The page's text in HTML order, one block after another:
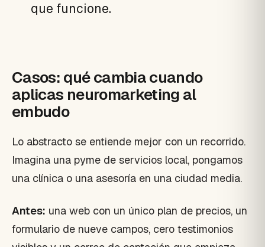
que funcione.
Casos: qué cambia cuando
aplicas neuromarketing al
embudo
Lo abstracto se entiende mejor con un recorrido.
Imagina una pyme de servicios local, pongamos
una clínica o una asesoría en una ciudad media.
Antes: una web con un único plan de precios, un
formulario de nueve campos, cero testimonios